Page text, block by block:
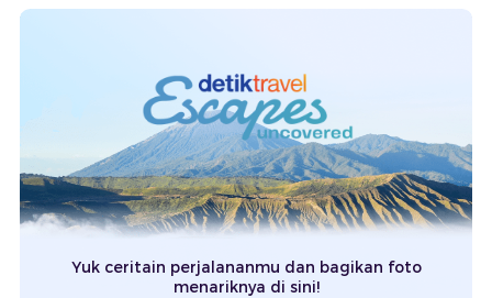
Yuk ceritain perjalananmu dan bagikan foto
menariknya di sini!